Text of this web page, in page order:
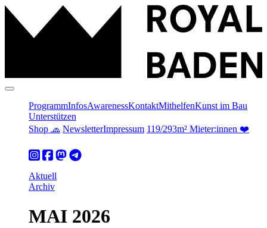
ProgrammInfosAwarenessKontaktMithelfenKunst im Bau
Unterstützen
Shop 🧢 NewsletterImpressum 119/293m² Mieter:innen ❤️
Aktuell
Archiv
MAI 2026